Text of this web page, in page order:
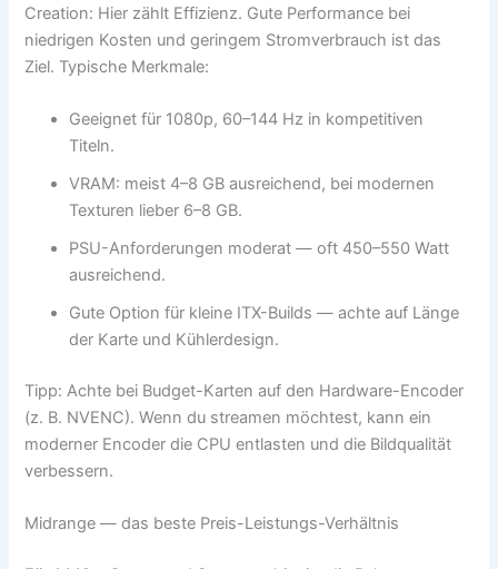
Creation: Hier zählt Effizienz. Gute Performance bei
niedrigen Kosten und geringem Stromverbrauch ist das
Ziel. Typische Merkmale:
Geeignet für 1080p, 60–144 Hz in kompetitiven
Titeln.
VRAM: meist 4–8 GB ausreichend, bei modernen
Texturen lieber 6–8 GB.
PSU-Anforderungen moderat — oft 450–550 Watt
ausreichend.
Gute Option für kleine ITX-Builds — achte auf Länge
der Karte und Kühlerdesign.
Tipp: Achte bei Budget-Karten auf den Hardware-Encoder
(z. B. NVENC). Wenn du streamen möchtest, kann ein
moderner Encoder die CPU entlasten und die Bildqualität
verbessern.
Midrange — das beste Preis-Leistungs-Verhältnis